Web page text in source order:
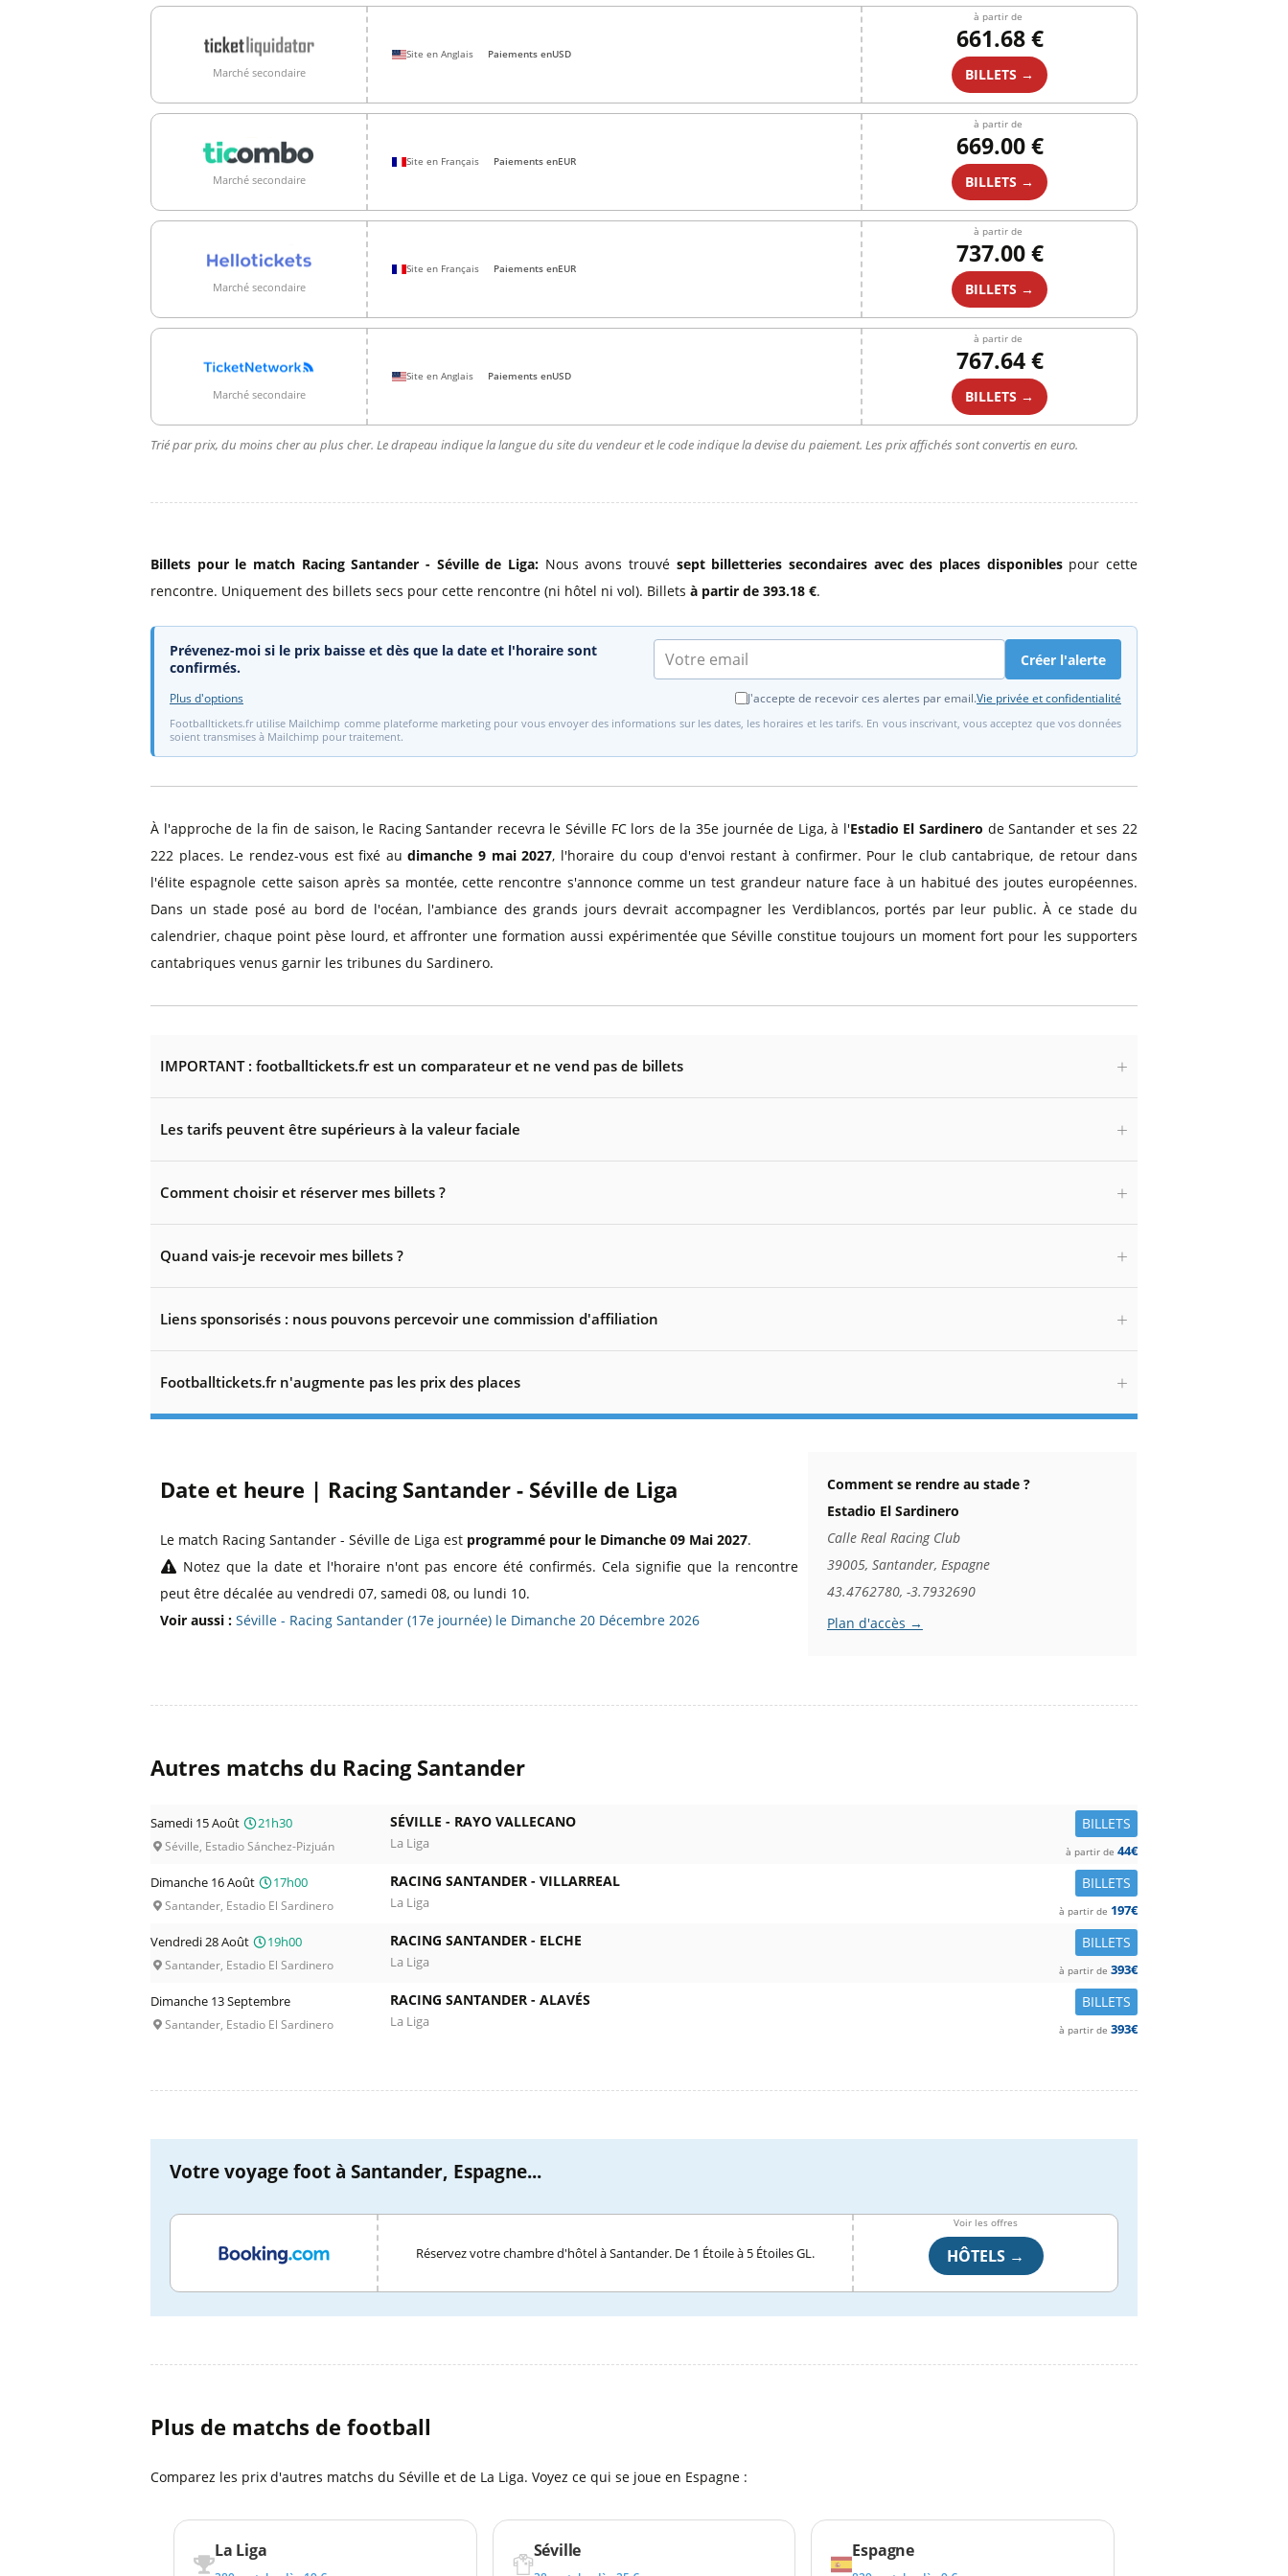
Marché secondaire
Site en Anglais Paiements enUSD
à partir de
661.68 €
BILLETS →
Marché secondaire
Site en Français Paiements enEUR
à partir de
669.00 €
BILLETS →
Marché secondaire
Site en Français Paiements enEUR
à partir de
737.00 €
BILLETS →
Marché secondaire
Site en Anglais Paiements enUSD
à partir de
767.64 €
BILLETS →
Trié par prix, du moins cher au plus cher. Le drapeau indique la langue du site du vendeur et le code indique la devise du paiement. Les prix affichés sont convertis en euro.
Billets pour le match Racing Santander - Séville de Liga: Nous avons trouvé sept billetteries secondaires avec des places disponiblespour cette
rencontre. Uniquement des billets secs pour cette rencontre (ni hôtel ni vol). Billets à partir de 393.18 €.
Prévenez-moi si le prix baisse et dès que la date et l'horaire sont
confirmés.
Créer l'alerte
J'accepte de recevoir ces alertes par email.Vie privée et confidentialité
Plus d'options
Footballtickets.fr utilise Mailchimp comme plateforme marketing pour vous envoyer des informations sur les dates, les horaires et les tarifs. En vous inscrivant, vous acceptez que vos données
soient transmises à Mailchimp pour traitement.
À l'approche de la fin de saison, le Racing Santander recevra le Séville FC lors de la 35e journée de Liga, à l'Estadio El Sardinero de Santander et ses 22
222 places. Le rendez-vous est fixé audimanche 9 mai 2027, l'horaire du coup d'envoi restant à confirmer. Pour le club cantabrique, de retour dans
l'élite espagnole cette saison après sa montée, cette rencontre s'annonce comme un test grandeur nature face à un habitué des joutes européennes.
Dans un stade posé au bord de l'océan, l'ambiance des grands jours devrait accompagner les Verdiblancos, portés par leur public. À ce stade du
calendrier, chaque point pèse lourd, et affronter une formation aussi expérimentée que Séville constitue toujours un moment fort pour les supporters
cantabriques venus garnir les tribunes du Sardinero.
IMPORTANT : footballtickets.fr est un comparateur et ne vend pas de billets
Les tarifs peuvent être supérieurs à la valeur faciale
Comment choisir et réserver mes billets ?
Quand vais-je recevoir mes billets ?
Liens sponsorisés : nous pouvons percevoir une commission d'affiliation
Footballtickets.fr n'augmente pas les prix des places
Date et heure | Racing Santander - Séville de Liga
Le match Racing Santander - Séville de Liga est programmé pour le Dimanche 09 Mai 2027.
Notez que la date et l'horaire n'ont pas encore été confirmés. Cela signifie que la rencontre
peut être décalée au vendredi 07, samedi 08, ou lundi 10.
Voir aussi : Séville - Racing Santander (17e journée) le Dimanche 20 Décembre 2026
Comment se rendre au stade ?
Estadio El Sardinero
Calle Real Racing Club
39005, Santander, Espagne
43.4762780, -3.7932690
Plan d'accès →
Autres matchs du Racing Santander
Samedi 15 Août 21h30
Séville, Estadio Sánchez-Pizjuán
BILLETS
SÉVILLE - RAYO VALLECANO
La Liga à partir de 44€
Dimanche 16 Août
17h00
Santander, Estadio El Sardinero
BILLETS
RACING SANTANDER - VILLARREAL
La Liga à partir de 197€
Vendredi 28 Août
19h00
Santander, Estadio El Sardinero
BILLETS
RACING SANTANDER - ELCHE
La Liga à partir de 393€
Dimanche 13 Septembre
Santander, Estadio El Sardinero
BILLETS
RACING SANTANDER - ALAVÉS
La Liga à partir de 393€
Votre voyage foot à Santander, Espagne...
Réservez votre chambre d'hôtel à Santander. De 1 Étoile à 5 Étoiles GL.
Voir les offres
HÔTELS →
Plus de matchs de football
Comparez les prix d'autres matchs du Séville et de La Liga. Voyez ce qui se joue en Espagne :
La Liga Séville Espagne